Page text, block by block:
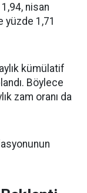
nisan
yüzde 1,71
kümülatif
Böylece
zam oranı da